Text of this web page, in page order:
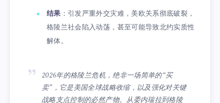
结果 ：引发严重外交灾难，美欧关系彻底破裂，
格陵兰社会陷入动荡，甚至可能导致北约实质性
解体。
2026年的格陵兰危机，绝非一场简单的“买
卖”，它是美国全球战略收缩，以及强化对关键
战略支点控制的必然产物。从委内瑞拉到格陵